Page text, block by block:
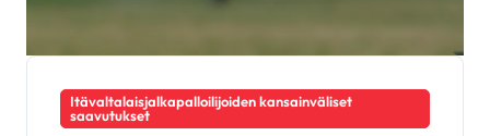
Itävaltalaisjalkapalloilijoiden kansainväliset
saavutukset